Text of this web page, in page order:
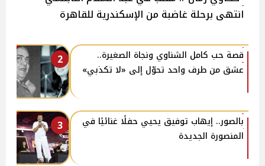
انتهى برحلة غاضبة من الإسكندرية للقاهرة
2
قصة حب كامل الشناوي ونجاة الصغيرة..
عشق من طرف واحد تحوّل إلى «لا تكذبي»
3
بالصور.. إيهاب توفيق يحيي حفلًا غنائيًا في
المنصورة الجديدة